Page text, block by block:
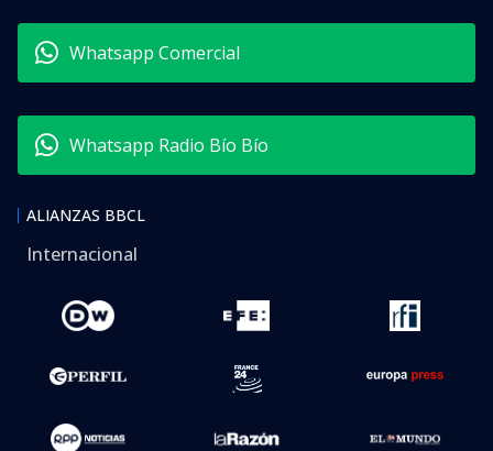
Whatsapp Comercial
Whatsapp Radio Bío Bío
ALIANZAS BBCL
Internacional